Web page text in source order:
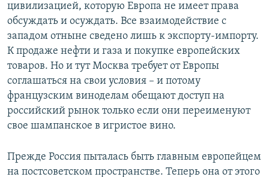
цивилизацией, которую Европа не имеет права
обсуждать и осуждать. Все взаимодействие с
западом отныне сведено лишь к экспорту-импорту.
К продаже нефти и газа и покупке европейских
товаров. Но и тут Москва требует от Европы
соглашаться на свои условия – и потому
французским виноделам обещают доступ на
российский рынок только если они переименуют
свое шампанское в игристое вино.
Прежде Россия пыталась быть главным европейцем
на постсоветском пространстве. Теперь она от этого